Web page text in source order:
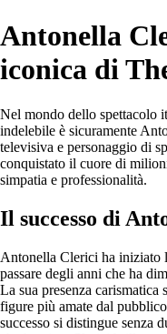
Antonella
iconica di
Nel mondo dello spettacolo
indelebile è sicuramente
televisiva e personaggio di
conquistato il cuore di
simpatia e professionalità.
Il successo di
Antonella Clerici ha iniziato
passare degli anni che ha
La sua presenza carismatica
figure più amate dal
successo si distingue senza